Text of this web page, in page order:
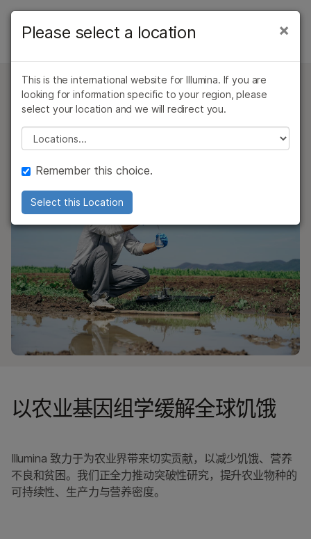
学习
支持
推荐内容链接
概述
植物与动物基因组学
商业化农业
农业基因组学芯片
农业社区
致力于做出切实贡献，推动突破性研究，实现更高的可持续
性、生产力和营养密度。
以农业基因组学缓解全球饥饿
Illumina 致力于为农业界带来切实贡献，以减少饥饿、营养
不良和贫困。我们正全力推动突破性研究，提升农业物种的
可持续性、生产力与营养密度。
癌症研究
微生物学
农业基因组学
复杂疾病
临床肿瘤学
生殖健康
遗传病和罕见病
×
Please select a location
This is the international website for Illumina. If you are
looking for information specific to your region, please
select your location and we will redirect you.
Please select a location
Remember this choice.
Select this Location